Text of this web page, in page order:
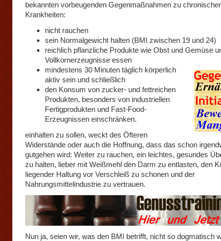
bekannten vorbeugenden Gegenmaßnahmen zu
Krankheiten:
nicht rauchen
sein Normalgewicht halten (BMI zwischen 19 und 24)
reichlich pflanzliche Produkte wie Obst und Gemüse
Vollkornerzeugnisse essen
mindestens 30 Minuten täglich körperlich
aktiv sein und schließlich
den Konsum von zucker- und fettreichen
Produkten, besonders von industriellen
Fertigprodukten und Fast-Food-
Erzeugnissen einschränken.
einhalten zu sollen, weckt des Öfteren
Widerstände oder auch die Hoffnung, dass das schon
gutgehen wird: Weiter zu rauchen, ein leichtes, gesundes
zu halten, lieber mit Weißmehl den Darm zu entlasten, den
liegender Haltung vor Verschleiß zu schonen und der
Nahrungsmittelindustrie zu vertrauen.
Nun ja, seien wir, was den BMI betrifft, nicht so dogmatisch